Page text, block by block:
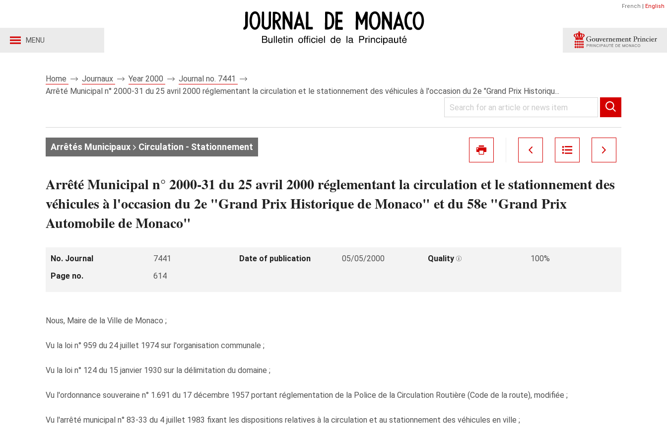
MENU
French | English
Home Journaux Year 2000
Journal no. 7441
Arrêté Municipal n° 2000-31 du 25 avril 2000 réglementant la circulation et le stationnement des véhicules à l'occasion du 2e "Grand Prix Historiqu...
Arrêtés Municipaux Circulation - Stationnement
Arrêté Municipal n° 2000-31 du 25 avril 2000 réglementant la circulation et le stationnement des
véhicules à l'occasion du 2e "Grand Prix Historique de Monaco" et du 58e "Grand Prix
Automobile de Monaco"
No. Journal 7441 Date of publication 05/05/2000 Quality
100%
Page no.
614
Nous, Maire de la Ville de Monaco ;
Vu la loi n° 959 du 24 juillet 1974 sur l'organisation communale ;
Vu la loi n° 124 du 15 janvier 1930 sur la délimitation du domaine ;
Vu l'ordonnance souveraine n° 1.691 du 17 décembre 1957 portant réglementation de la Police de la Circulation Routière (Code de la route), modifiée ;
Vu l'arrêté municipal n° 83-33 du 4 juillet 1983 fixant les dispositions relatives à la circulation et au stationnement des véhicules en ville ;